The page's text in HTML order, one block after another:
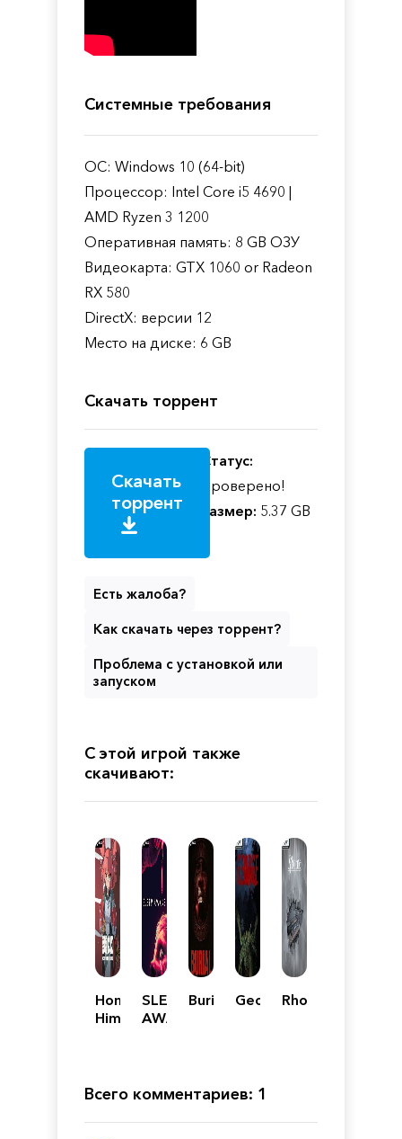
Системные требования
ОС: Windows 10 (64-bit)
Процессор: Intel Core i5 4690 |
AMD Ryzen 3 1200
Оперативная память: 8 GB ОЗУ
Видеокарта: GTX 1060 or Radeon
RX 580
DirectX: версии 12
Место на диске: 6 GB
Скачать торрент
Скачать
торрент
Статус:
Проверено!
Размер: 5.37 GB
Есть жалоба?
Как скачать через торрент?
Проблема с установкой или
запуском
С этой игрой также
скачивают:
Homura
Hime
SLEEP
AWAKE
Burial GeorgeRhome
Всего комментариев: 1